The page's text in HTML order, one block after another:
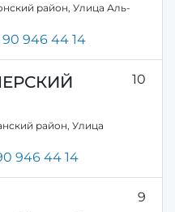
район, Улица Аль-
90 946 44 14
10
район, Улица
946 44 14
9